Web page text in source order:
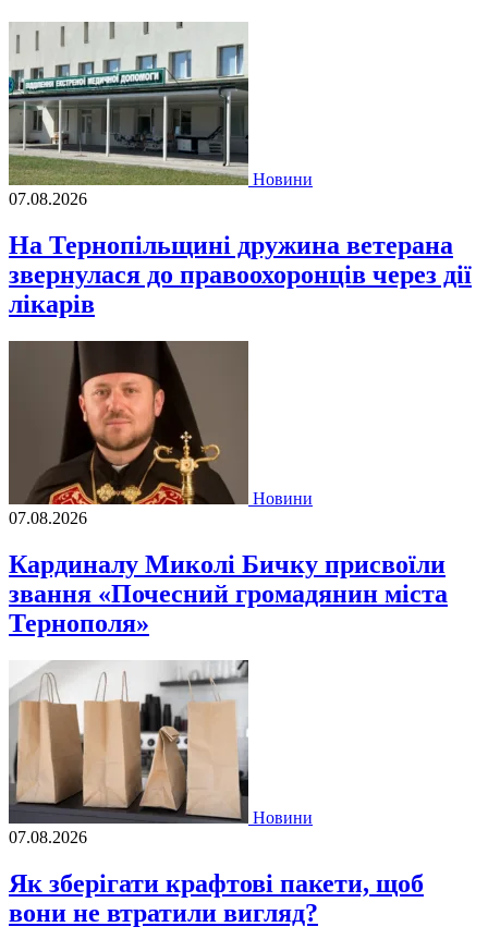
Новини
07.08.2026
На Тернопільщині дружина ветерана
звернулася до правоохоронців через дії
лікарів
Новини
07.08.2026
Кардиналу Миколі Бичку присвоїли
звання «Почесний громадянин міста
Тернополя»
Новини
07.08.2026
Як зберігати крафтові пакети, щоб
вони не втратили вигляд?